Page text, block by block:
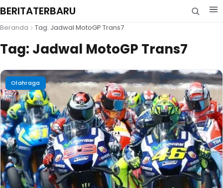
BERITATERBARU
Beranda Tag: Jadwal MotoGP Trans7
Tag: Jadwal MotoGP Trans7
Olahraga